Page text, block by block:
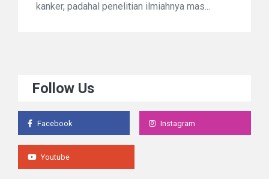
kanker, padahal penelitian ilmiahnya mas...
Follow Us
Facebook Instagram
Youtube